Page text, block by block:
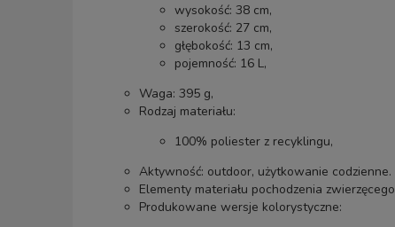
wysokość: 38 cm,
szerokość: 27 cm,
głębokość: 13 cm,
pojemność: 16 L,
Waga: 395 g,
Rodzaj materiału:
100% poliester z recyklingu,
Aktywność: outdoor, użytkowanie codzienne.
Elementy materiału pochodzenia zwierzęcego
Produkowane wersje kolorystyczne: